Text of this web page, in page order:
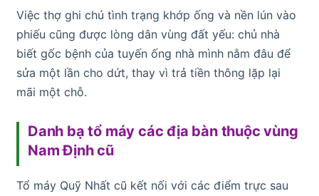
Việc thợ ghi chú tình trạng khớp ống và nền lún vào
phiếu cũng được lòng dân vùng đất yếu: chủ nhà
biết gốc bệnh của tuyến ống nhà mình nằm đâu để
sửa một lần cho dứt, thay vì trả tiền thông lặp lại
mãi một chỗ.
Danh bạ tổ máy các địa bàn thuộc vùng
Nam Định cũ
Tổ máy Quỹ Nhất cũ kết nối với các điểm trực sau